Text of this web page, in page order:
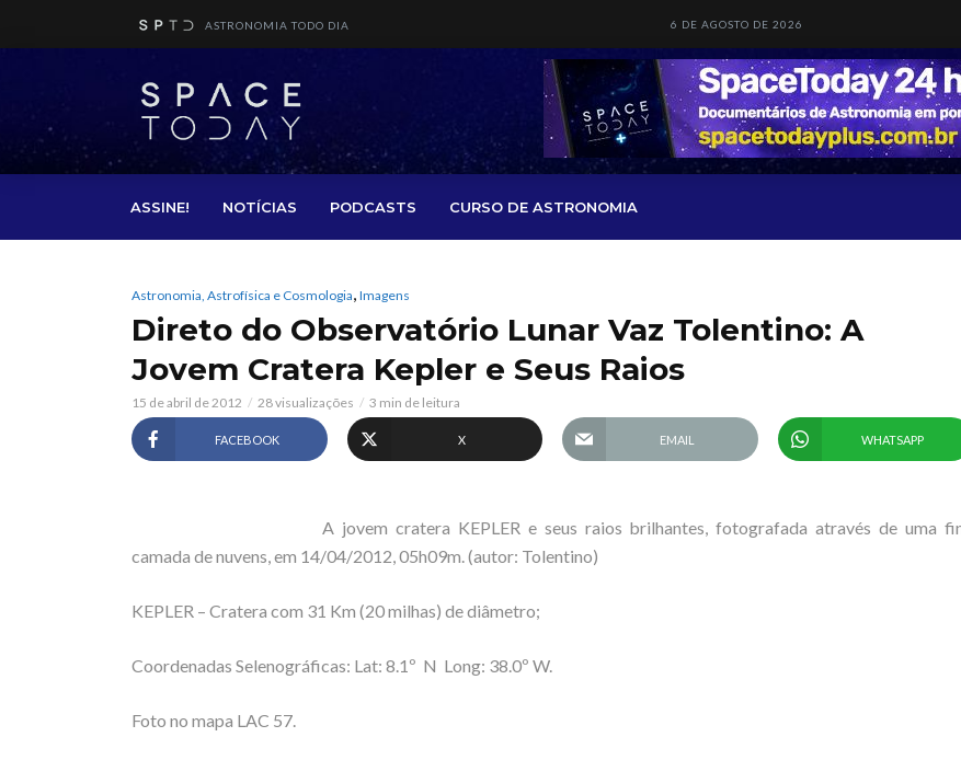
ASTRONOMIA TODO DIA 6 DE AGOSTO DE 2026
ASSINE! NOTÍCIAS PODCASTS CURSO DE ASTRONOMIA
Astronomia, Astrofísica e Cosmologia, Imagens
Direto do Observatório Lunar Vaz Tolentino: A
Jovem Cratera Kepler e Seus Raios
15 de abril de 2012 28 visualizações 3 min de leitura
FACEBOOK X EMAIL WHATSAPP
A jovem cratera KEPLER e seus raios brilhantes, fotografada através de uma
camada de nuvens, em 14/04/2012, 05h09m. (autor: Tolentino)
KEPLER – Cratera com 31 Km (20 milhas) de diâmetro;
Coordenadas Selenográficas: Lat: 8.1º N Long: 38.0º W.
Foto no mapa LAC 57.